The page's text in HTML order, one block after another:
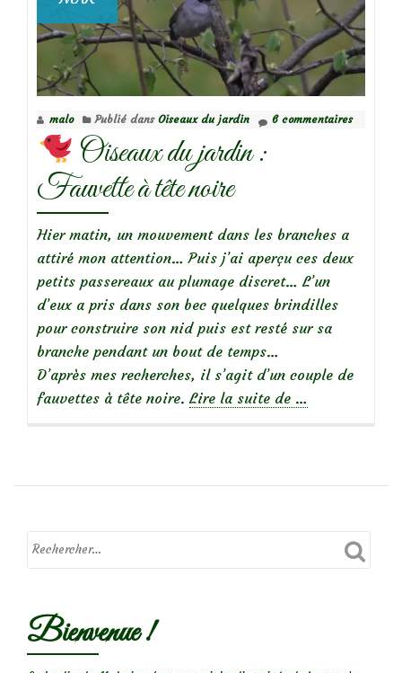
malo Publié dans Oiseaux du jardin 6 commentaires
Oiseaux du jardin :
Fauvette à tête noire
Hier matin, un mouvement dans les branches a
attiré mon attention… Puis j’ai aperçu ces deux
petits passereaux au plumage discret… L’un
d’eux a pris dans son bec quelques brindilles
pour construire son nid puis est resté sur sa
branche pendant un bout de temps…
D’après mes recherches, il s’agit d’un couple de
fauvettes à tête noire. Lire la suite de
Oiseaux
jardin
…
Bienvenue !